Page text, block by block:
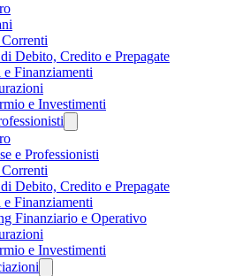
Debito, Credito e Prepagate
Finanziamenti
e Investimenti
e Professionisti
Debito, Credito e Prepagate
Finanziamenti
Finanziario e Operativo
e Investimenti